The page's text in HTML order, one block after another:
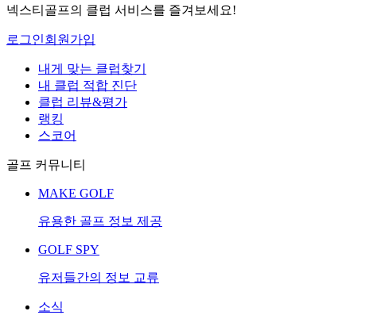
넥스티골프의 클럽 서비스를 즐겨보세요!
로그인회원가입
내게 맞는 클럽찾기
내 클럽 적합 진단
클럽 리뷰&평가
랭킹
스코어
골프 커뮤니티
MAKE GOLF
유용한 골프 정보 제공
GOLF SPY
유저들간의 정보 교류
소식